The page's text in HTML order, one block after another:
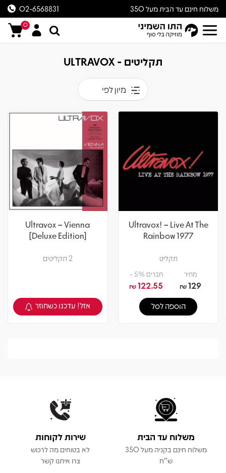
משלוח חינם עד הבית מעל 350
ש״ח
02-6568831
0
תקליטים - ULTRAVOX
מיון לפי
Ultravox! – Live At The
Rainbow 1977
תקליט
מחיר
129
₪
חברים 5% -
122.55
₪
הוספה לסל
Ultravox – Vienna
[Deluxe Edition]
2 תקליטים
צפיה במוצר
אזל! עדכנו כשחוזר
משלוח עד הבית
משלוח חינם בקניה מעל 350
ש"ח
שירות לקוחות
לא בטוחים מה לרכוש
צרו איתנו קשר